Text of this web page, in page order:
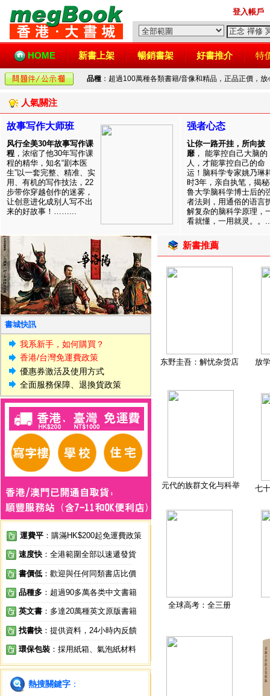
登入帳戶
HOME 新書上架 暢銷書架 好書推介 特
品種 ：超過100萬種各類書籍/音像和精品，正品正價，
人氣關注
故事写作大师班
风行全美30年故事写作课
程 ，浓缩了他30年写作课
程的精华，知名“剧本医
生”以一套完整、精准、实
用、有机的写作技法，22
步带你穿越创作的迷雾，
让创意进化成别人写不出
来的好故事！……...
强者心态
让你一路开挂，所向披
靡 ， 能掌控自己大脑的
人，才能掌控自己的命
运！脑科学专家姚乃琳
时3年，亲自执笔，揭
鲁大学脑科学博士后的
者法则，用通俗的语言
解复杂的脑科学原理，
看就懂，一用就灵。。
書城快訊
我系新手，如何購買？
香港/台灣免運費政策
優惠券激活及使用方式
全面服務保障、退換貨政策
運費平 ：購滿HK$200起免運費政策
速度快 ：全港範圍全部以速遞發貨
書價低 ：歡迎與任何同類書店比價
品種多 ：超過90多萬各类中文書籍
英文書 ：多達20萬種英文原版書籍
找書快 ：提供資料，24小時內反饋
環保包裝 ：採用紙箱、氣泡紙材料
熱搜關鍵字 ：
新書推薦
东野圭吾：解忧杂货店 放
元代的族群文化与科举 七
全球高考：全三册